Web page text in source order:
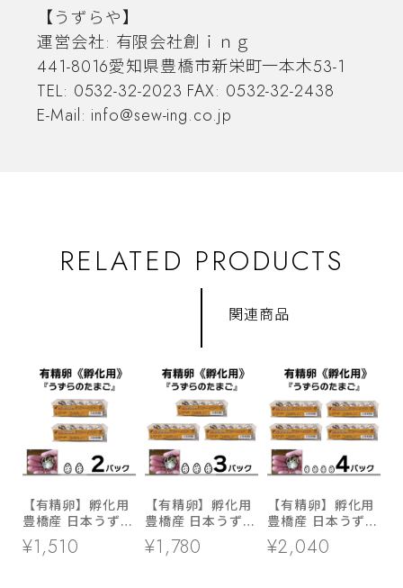
【うずらや】
運営会社: 有限会社創ｉｎｇ
441-8016愛知県豊橋市新栄町一本木53-1
TEL: 0532-32-2023 FAX: 0532-32-2438
E-Mail: info@sew-ing.co.jp
RELATED PRODUCTS
関連商品
【有精卵】孵化用
豊橋産 日本うずら
の卵 10個入り 2
パック
¥1,510
【有精卵】孵化用
豊橋産 日本うずら
の卵 10個入り 3パ
ック
¥1,780
【有精卵】孵化用
豊橋産 日本うずら
の卵 10個入り 4
パック
¥2,040